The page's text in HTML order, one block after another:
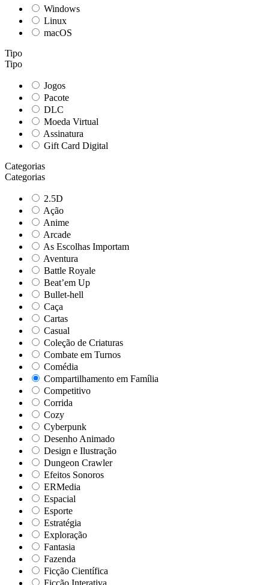
Windows
Linux
macOS
Tipo
Tipo
Jogos
Pacote
DLC
Moeda Virtual
Assinatura
Gift Card Digital
Categorias
Categorias
2.5D
Ação
Anime
Arcade
As Escolhas Importam
Aventura
Battle Royale
Beat’em Up
Bullet-hell
Caça
Cartas
Casual
Coleção de Criaturas
Combate em Turnos
Comédia
Compartilhamento em Família
Competitivo
Corrida
Cozy
Cyberpunk
Desenho Animado
Design e Ilustração
Dungeon Crawler
Efeitos Sonoros
ERMedia
Espacial
Esporte
Estratégia
Exploração
Fantasia
Fazenda
Ficção Científica